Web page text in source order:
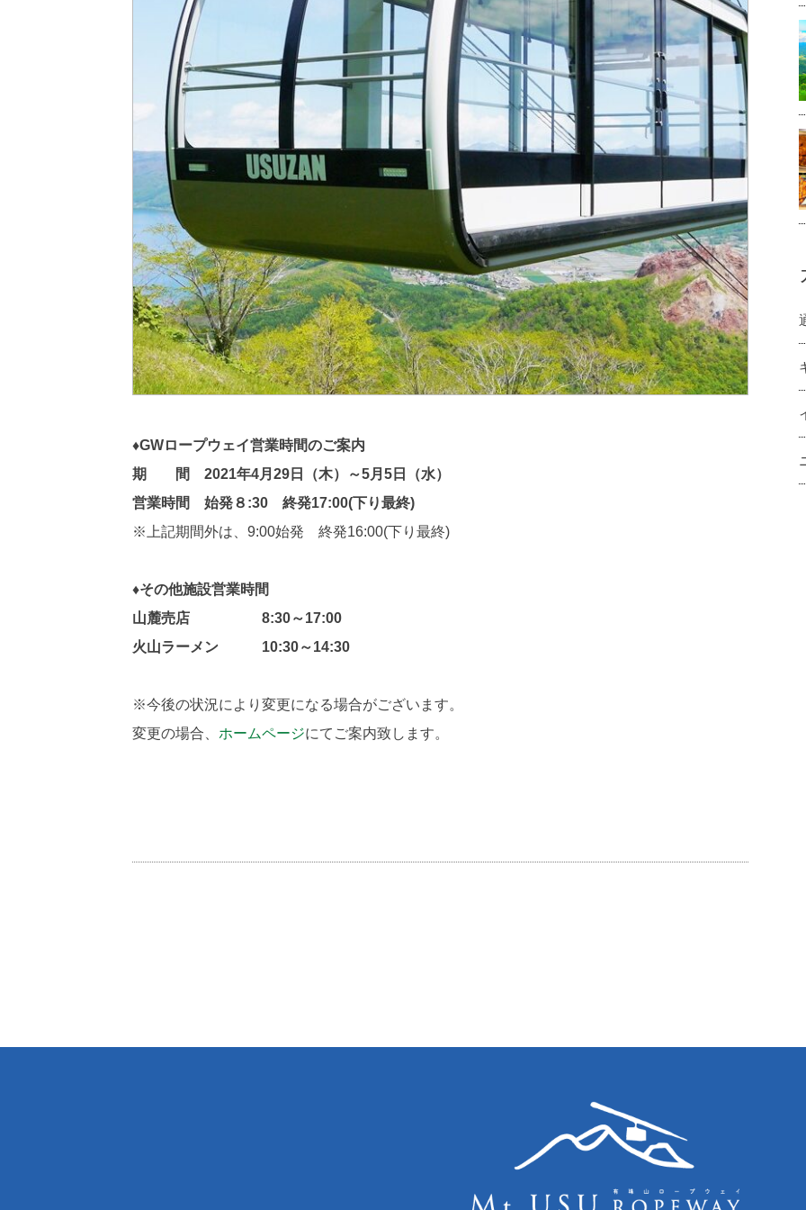
♦GWロープウェイ営業時間のご案内
期 間 2021年4月29日（木）～5月5日（水）
営業時間 始発８:30 終発17:00(下り最終)
※上記期間外は、9:00始発 終発16:00(下り最終)
♦その他施設営業時間
山麓売店 8:30～17:00
火山ラーメン 10:30～14:30
※今後の状況により変更になる場合がございます。
変更の場合、 ホームページにてご案内致します。